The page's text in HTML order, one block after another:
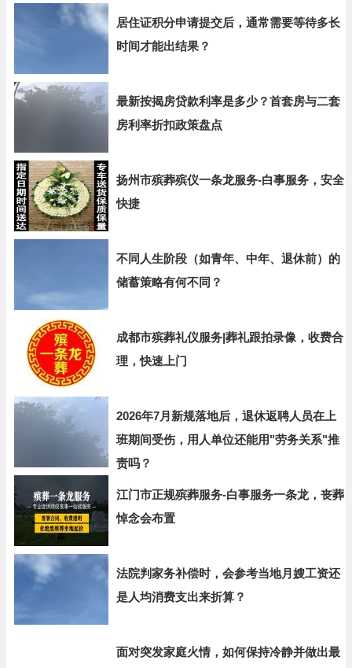
居住证积分申请提交后，通常需要等待多长
时间才能出结果？
最新按揭房贷款利率是多少？首套房与二套
房利率折扣政策盘点
扬州市殡葬殡仪一条龙服务-白事服务，安全
快捷
不同人生阶段（如青年、中年、退休前）的
储蓄策略有何不同？
成都市殡葬礼仪服务|葬礼跟拍录像，收费合
理，快速上门
2026年7月新规落地后，退休返聘人员在上
班期间受伤，用人单位还能用"劳务关系"推
责吗？
江门市正规殡葬服务-白事服务一条龙，丧葬
悼念会布置
法院判家务补偿时，会参考当地月嫂工资还
是人均消费支出来折算？
面对突发家庭火情，如何保持冷静并做出最